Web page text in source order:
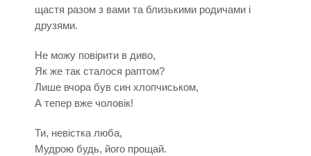
щастя разом з вами та близькими родичами і
друзями.
Не можу повірити в диво,
Як же так сталося раптом?
Лише вчора був син хлопчиськом,
А тепер вже чоловік!
Ти, невістка люба,
Мудрою будь, його прощай.